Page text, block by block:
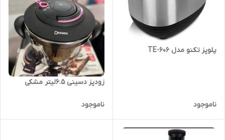
پلوپز تکنو مدل TE-606
ناموجود
زودپز دسینی 6.5لیتر مشکی
ناموجود